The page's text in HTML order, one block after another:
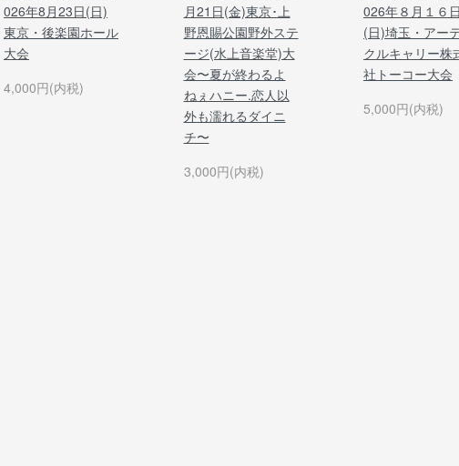
026年8月23日(日)
東京・後楽園ホール
大会
4,000円(内税)
月21日(金)東京･上
野恩賜公園野外ステ
ージ(水上音楽堂)大
会〜夏が終わるよ
ねぇハニー.恋人以
外も濡れるダイニ
チ〜
3,000円(内税)
026年８月１６日
(日)埼玉・アー
クルキャリー株
社トーコー大会
5,000円(内税)